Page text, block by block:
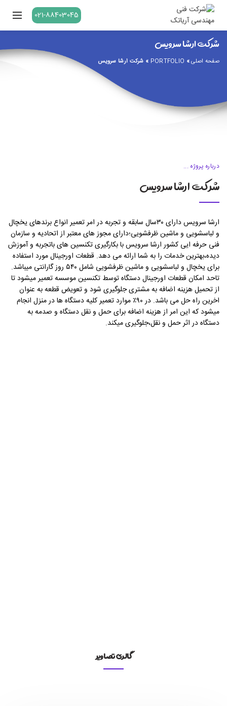
021-88403045
شرکت ارشا سرویس
صفحه اصلی»
PORTFOLIO
» شرکت ارشا سرویس
درباره پروژه ...
شرکت ارشا سرویس
ارشا سرویس دارای ۳۰سال سابقه و تجربه در امر تعمیر انواع برندهای یخچال
و لباسشویی و ماشین ظرفشویی؛دارای مجوز های معتبر از اتحادیه و سازمان
فنی حرفه ایی کشور ارشا سرویس با بکارگیری تکنسین های باتجربه و آموزش
دیده،بهترین خدمات را به شما ارائه می دهد. قطعات اورجینال مورد استفاده
برای یخچال و لباسشویی و ماشین ظرفشویی شامل ۵۴۰ روز گارانتی میباشد.
تاحد امکان قطعات اورجینال دستگاه توسط تکنسین موسسه تعمیر میشود تا
از تحمیل هزینه اضافه به مشتری جلوگیری شود و تعویض قطعه به عنوان
اخرین راه حل می باشد. در ۹۰٪ موارد تعمیر کلیه دستگاه ها در منزل انجام
میشود که این امر از هزینه اضافه برای حمل و نقل دستگاه و صدمه به
دستگاه در اثر حمل و نقل،جلوگیری میکند.
گالری تصاویر